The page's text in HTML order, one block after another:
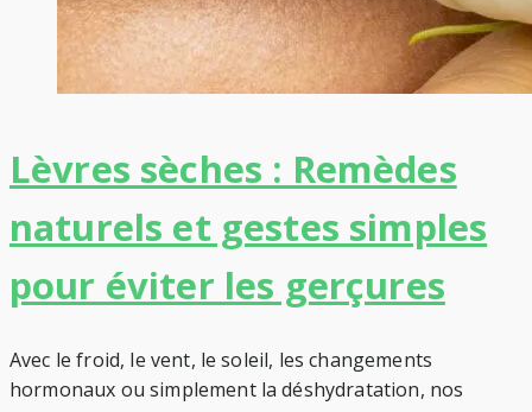
Lèvres sèches : Remèdes
naturels et gestes simples
pour éviter les gerçures
Avec le froid, le vent, le soleil, les changements
hormonaux ou simplement la déshydratation, nos